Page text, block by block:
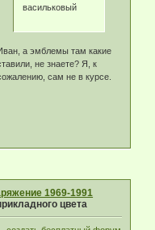
васильковый
а эмблемы там какие
не знаете? Я, к
сам не в курсе.
1969-1991
цвета